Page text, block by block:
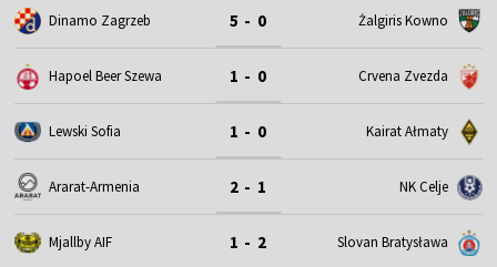
Dinamo Zagrzeb 5 - 0 Żalgiris Kowno
Hapoel Beer Szewa 1 - 0 Crvena Zvezda
Lewski Sofia 1 - 0 Kairat Ałmaty
Ararat-Armenia 2 - 1 NK Celje
Mjallby AIF 1 - 2 Slovan Bratysława